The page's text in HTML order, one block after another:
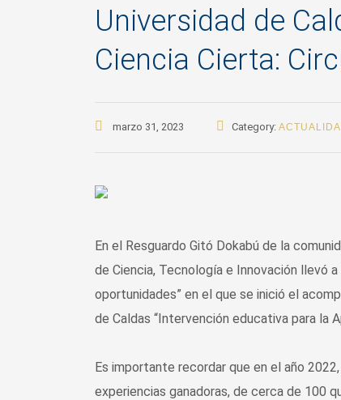
Universidad de
Ciencia Cierta:
marzo 31, 2023 Category:
En el Resguardo Gitó Dokabú de la
de Ciencia, Tecnología e Innovación llevó
oportunidades” en el que se inició el
de Caldas “Intervención educativa para la
Es importante recordar que en el año
experiencias ganadoras, de cerca de 100